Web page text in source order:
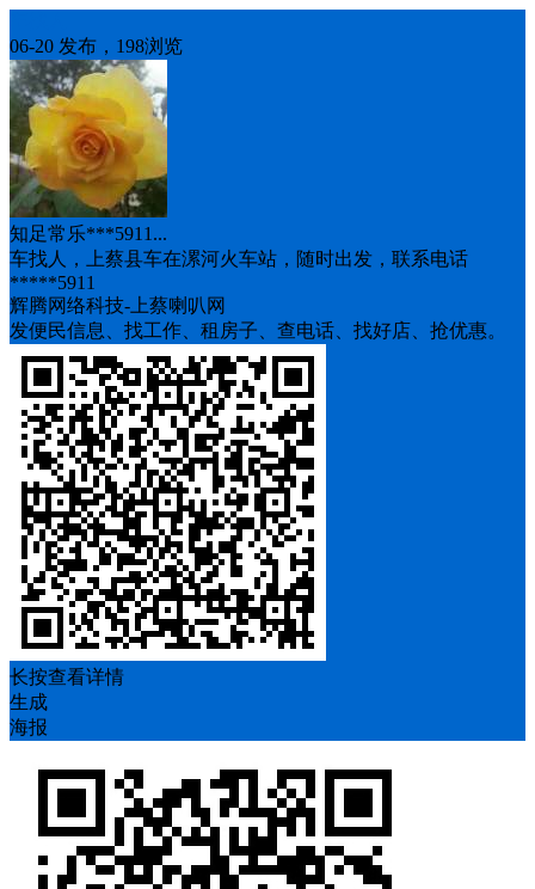
06-20 发布，198浏览
知足常乐***5911...
车找人，上蔡县车在漯河火车站，随时出发，联系电话
*****5911
辉腾网络科技-上蔡喇叭网
发便民信息、找工作、租房子、查电话、找好店、抢优惠。
长按查看详情
生成
海报